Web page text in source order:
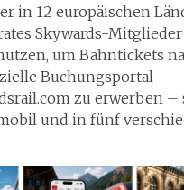
in 12 europäischen
Skywards-
um Bahntickets
Buchungsportal
zu erwerben –
und in fünf